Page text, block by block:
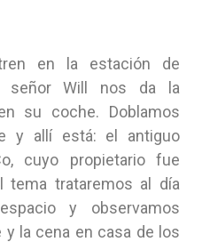
en la estación de
señor Will nos da la
su coche. Doblamos
y allí está: el antiguo
cuyo propietario fue
tema trataremos al día
y observamos
y la cena en casa de los